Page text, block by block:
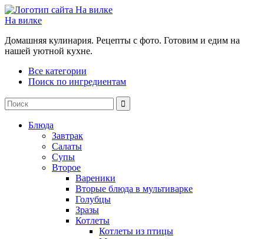
На вилке
Домашняя кулинария. Рецепты с фото. Готовим и едим на
нашей уютной кухне.
Все категории
Поиск по ингредиентам
Блюда
Завтрак
Салаты
Супы
Второе
Вареники
Вторые блюда в мультиварке
Голубцы
Зразы
Котлеты
Котлеты из птицы